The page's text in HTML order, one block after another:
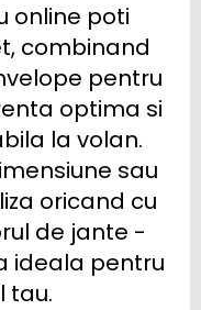
online poti
combinand
pentru
optima si
la volan.
sau
oricand cu
de jante -
ideala pentru
tau.